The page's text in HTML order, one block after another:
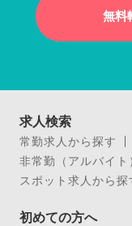
無料
求人検索
常勤求人から探す
非常勤（アルバイト
スポット求人から探
初めての方へ